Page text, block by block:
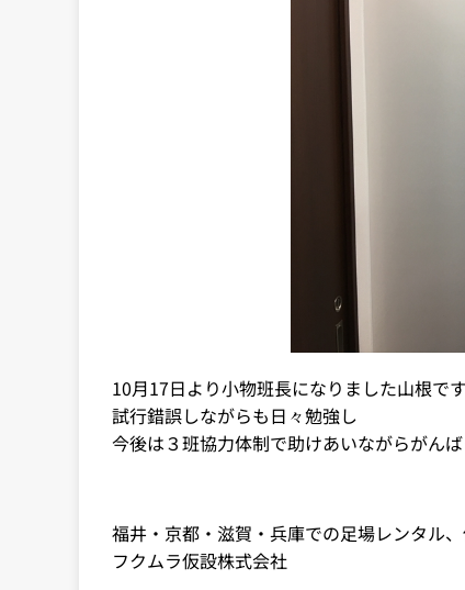
10月17日より小物班長になりました山根です
試行錯誤しながらも日々勉強し
今後は３班協力体制で助けあいながらがんば
福井・京都・滋賀・兵庫での足場レンタル
フクムラ仮設株式会社